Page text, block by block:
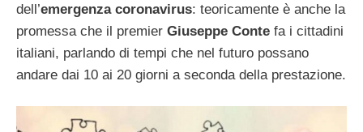
dell’emergenza coronavirus: teoricamente è anche la
promessa che il premier Giuseppe Conte fa i cittadini
italiani, parlando di tempi che nel futuro possano
andare dai 10 ai 20 giorni a seconda della prestazione.